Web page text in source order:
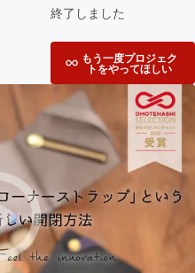
終了しました
もう一度プロジェク
トをやってほしい